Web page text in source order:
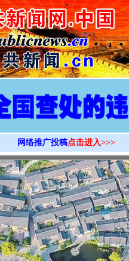
>
网络推广投稿点击进入>>>